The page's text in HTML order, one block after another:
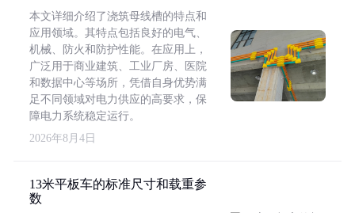
本文详细介绍了浇筑母线槽的特点和
应用领域。其特点包括良好的电气、
机械、防火和防护性能。在应用上，
广泛用于商业建筑、工业厂房、医院
和数据中心等场所，凭借自身优势满
足不同领域对电力供应的高要求，保
障电力系统稳定运行。
2026年8月4日
13米平板车的标准尺寸和载重参
数